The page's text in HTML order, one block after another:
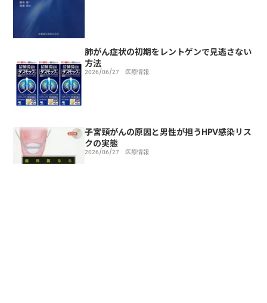
肺がん症状の初期をレントゲンで見逃さない
方法
2026/06/27 医療情報
子宮頸がんの原因と男性が担うHPV感染リス
クの実態
2026/06/27 医療情報